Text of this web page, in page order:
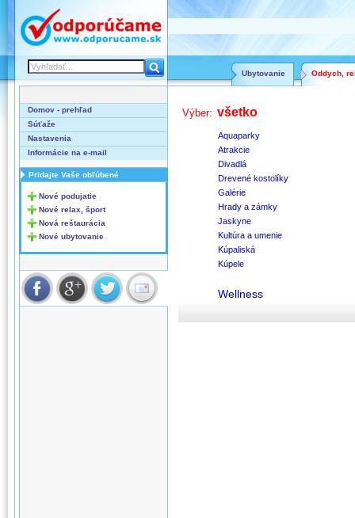
Oddych,
Ubytovanie
Domov - prehľad
Súťaže
Nastavenia
Informácie na e-mail
Pridajte Vaše obľúbené
Nové podujatie
Nové relax, šport
Nová reštaurácia
Nové ubytovanie
Výber: všetko
Aquaparky
Atrakcie
Divadlá
Drevené kostolíky
Galérie
Hrady a zámky
Jaskyne
Kultúra a umenie
Kúpaliská
Kúpele
Wellness